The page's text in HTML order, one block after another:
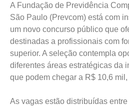
A Fundação de Previdência
São Paulo (Prevcom) está com
um novo concurso público que
destinadas a profissionais com
superior. A seleção contempla
diferentes áreas estratégicas da
que podem chegar a R$ 10,6
As vagas estão distribuídas